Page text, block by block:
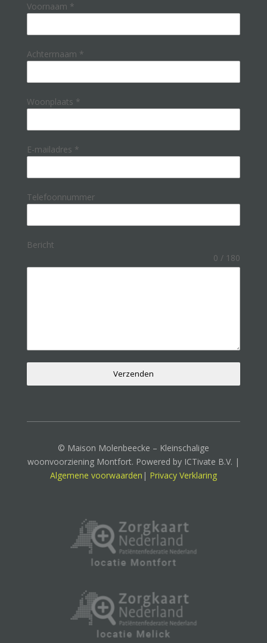
Voornaam *
Achterrnaam *
Woonplaats *
E-mailadres *
Telefoonnummer
Bericht
0 / 180
Verzenden
© Maison Molenbeecke – Kleinschalige
woonvoorziening Montfort. Powered by ICTivate B.V. |
Algemene voorwaarden | Privacy Verklaring